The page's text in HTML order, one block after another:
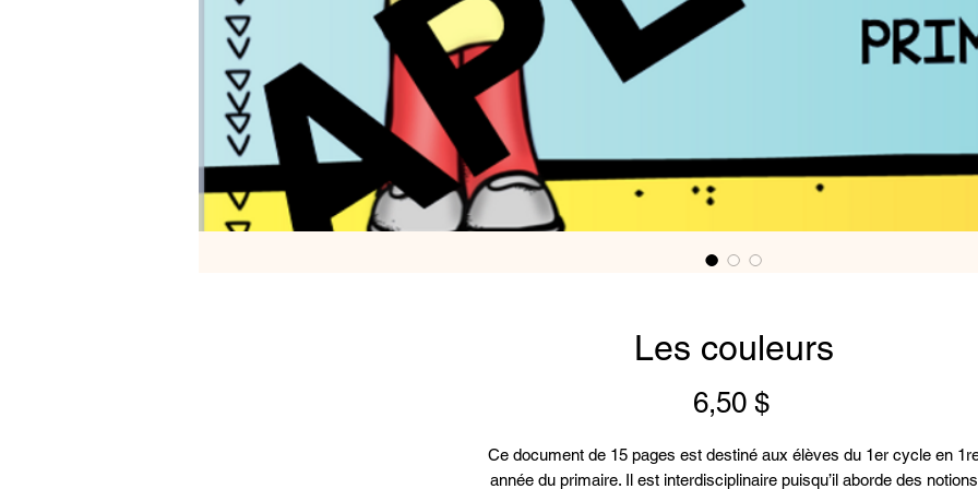
Les couleurs
6,50 $Prix
Ce document de 15 pages est destiné aux élèves du 1er cycle en
année du primaire. Il est interdisciplinaire puisqu’il aborde des notions